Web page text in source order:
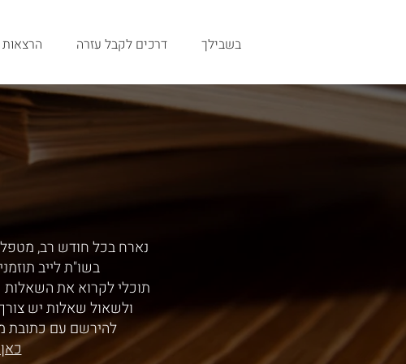
בשבילך דרכים לקבל עזרה הרצאות
נארח בכל חודש רב,
בשו"ת לייב
תוכלי לקרוא את
ולשאול שאלות יש
להירשם עם כתובת